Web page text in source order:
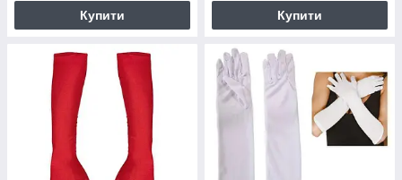
Купити Купити